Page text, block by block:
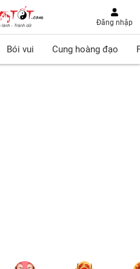
Đăng nhập
Bói vui Cung hoàng đạo